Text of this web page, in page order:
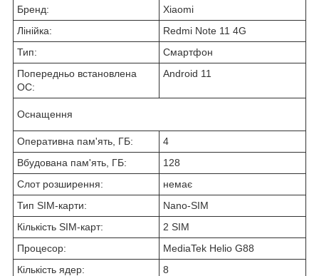
Бренд:
Xiaomi
Лінійка:
Redmi Note 11 4G
Тип:
Смартфон
Попередньо встановлена
ОС:
Android 11
Оснащення
Оперативна пам'ять, ГБ:
4
Вбудована пам'ять, ГБ:
128
Слот розширення:
немає
Тип SIM-карти:
Nano-SIM
Кількість SIM-карт:
2 SIM
Процесор:
MediaTek Helio G88
Кількість ядер:
8